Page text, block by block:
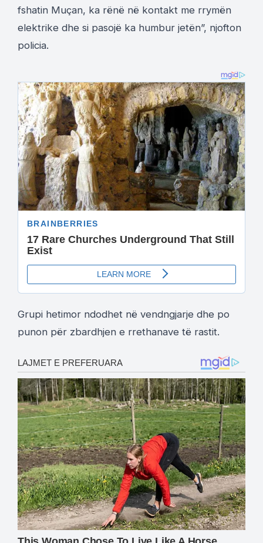
fshatin Muçan, ka rënë në kontakt me rrymën
elektrike dhe si pasojë ka humbur jetën”, njofton
policia.
Grupi hetimor ndodhet në vendngjarje dhe po
punon për zbardhjen e rrethanave të rastit.